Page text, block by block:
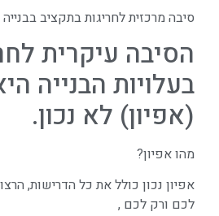
סיבה מרכזית לחריגות בתקציב
הסיבה עיקרית
בעלויות הבנייה
(אפיון) לא נכון.
מהו אפיון?
אפיון נכון כולל את כל הדרישות,
לכם ורק לכם ,